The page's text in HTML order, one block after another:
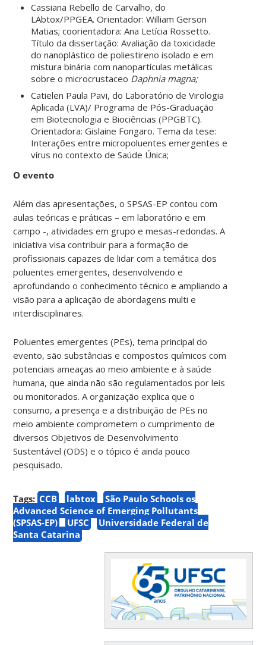
Cassiana Rebello de Carvalho, do
LAbtox/PPGEA. Orientador: William Gerson
Matias; coorientadora: Ana Letícia Rossetto.
Título da dissertação: Avaliação da toxicidade
do nanoplástico de poliestireno isolado e em
mistura binária com nanopartículas metálicas
sobre o microcrustaceo Daphnia magna;
Catielen Paula Pavi, do Laboratório de Virologia
Aplicada (LVA)/ Programa de Pós-Graduação
em Biotecnologia e Biociências (PPGBTC).
Orientadora: Gislaine Fongaro. Tema da tese:
Interações entre micropoluentes emergentes e
vírus no contexto de Saúde Única;
O evento
Além das apresentações, o SPSAS-EP contou com
aulas teóricas e práticas – em laboratório e em
campo -, atividades em grupo e mesas-redondas. A
iniciativa visa contribuir para a formação de
profissionais capazes de lidar com a temática dos
poluentes emergentes, desenvolvendo e
aprofundando o conhecimento técnico e ampliando a
visão para a aplicação de abordagens multi e
interdisciplinares.
Poluentes emergentes (PEs), tema principal do
evento, são substâncias e compostos químicos com
potenciais ameaças ao meio ambiente e à saúde
humana, que ainda não são regulamentados por leis
ou monitorados. A organização explica que o
consumo, a presença e a distribuição de PEs no
meio ambiente comprometem o cumprimento de
diversos Objetivos de Desenvolvimento
Sustentável (ODS) e o tópico é ainda pouco
pesquisado.
Tags: CCB labtox
São Paulo Schools os
Advanced Science of Emerging Pollutants
(SPSAS-EP)
UFSC
Universidade Federal de
Santa Catarina